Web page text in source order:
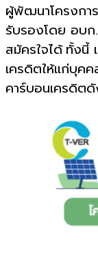
ผู้พัฒนาโครงกา
รับรองโดย อบก
สมัครใจได้ ทั้งนี้
เครดิตให้แก่บุคค
คาร์บอนเครดิต